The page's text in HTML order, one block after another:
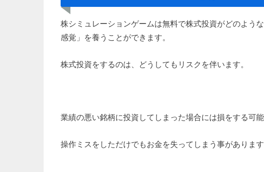
株シミュレーションゲームは無料で株式投資がどのよう
感覚」を養うことができます。
株式投資をするのは、どうしてもリスクを伴います。
業績の悪い銘柄に投資してしまった場合には損をする可能
操作ミスをしただけでもお金を失ってしまう事があります